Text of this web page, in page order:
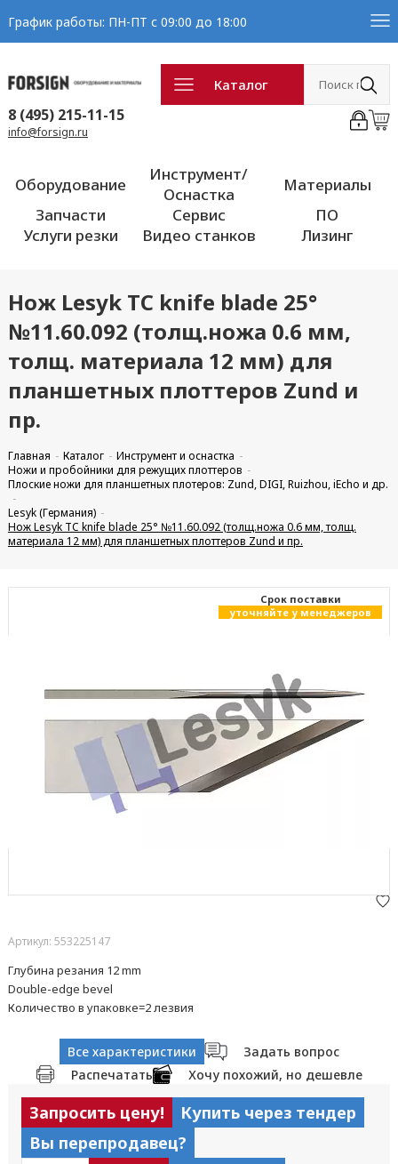
График работы: ПН-ПТ с 09:00 до 18:00
Каталог
8 (495) 215-11-15
info@forsign.ru
Оборудование
Инструмент/
Оснастка
Материалы
Запчасти
Сервис
ПО
Услуги резки
Видео станков Лизинг
Нож Lesyk TC knife blade 25°
№11.60.092 (толщ.ножа 0.6 мм,
толщ. материала 12 мм) для
планшетных плоттеров Zund и
пр.
Главная Каталог
Инструмент и оснастка
Ножи и пробойники для режущих плоттеров
Плоские ножи для планшетных плотеров: Zund, DIGI, Ruizhou, iEcho и др.
Lesyk (Германия)
Нож Lesyk TC knife blade 25° №11.60.092 (толщ.ножа 0.6 мм, толщ.
материала 12 мм) для планшетных плоттеров Zund и пр.
Cрок поставки
уточняйте у менеджеров
Артикул: 553225147
Глубина резания 12 mm
Double-edge bevel
Количество в упаковке=2 лезвия
Все характеристики
Задать вопрос
Распечатать
Хочу похожий, но дешевле
Запросить цену!
Купить через тендер
Вы перепродавец?